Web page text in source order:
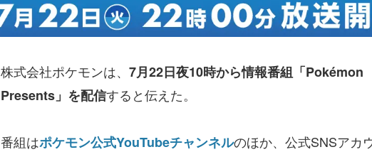
株式会社ポケモンは、 7月22日夜10時から情報番組「Pokémon
Presents」を配信すると伝えた。
番組はポケモン公式YouTubeチャンネルのほか、公式SNSアカ